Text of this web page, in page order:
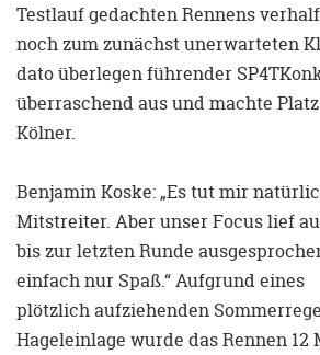
Testlauf gedachten Rennens
noch zum zunächst unerwarteten
dato überlegen führender
überraschend aus und machte
Kölner.
Benjamin Koske: „Es tut mir
Mitstreiter. Aber unser Focus lief
bis zur letzten Runde
einfach nur Spaß.“ Aufgrund eines
plötzlich aufziehenden
Hageleinlage wurde das Rennen 12